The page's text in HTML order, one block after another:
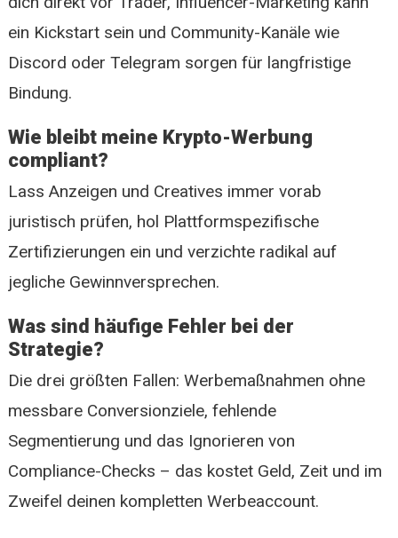
ein Kickstart sein und Community-Kanäle wie
Discord oder Telegram sorgen für langfristige
Bindung.
Wie bleibt meine Krypto-Werbung
compliant?
Lass Anzeigen und Creatives immer vorab
juristisch prüfen, hol Plattformspezifische
Zertifizierungen ein und verzichte radikal auf
jegliche Gewinnversprechen.
Was sind häufige Fehler bei der
Strategie?
Die drei größten Fallen: Werbemaßnahmen ohne
messbare Conversionziele, fehlende
Segmentierung und das Ignorieren von
Compliance-Checks – das kostet Geld, Zeit und im
Zweifel deinen kompletten Werbeaccount.